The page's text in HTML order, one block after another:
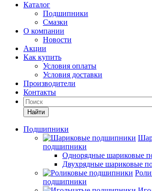
Каталог
Подшипники
Смазки
О компании
Новости
Акции
Как купить
Условия оплаты
Условия доставки
Производители
Контакты
Найти
Подшипники
подшипники
Однорядные шариковые
Двухрядные шариковые
подшипники